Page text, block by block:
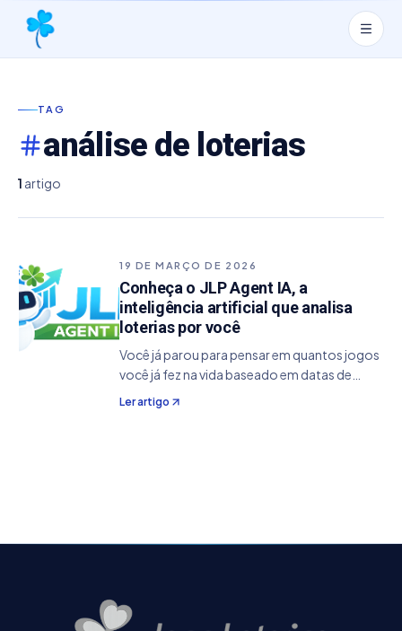
TAG
análise de loterias
1 artigo
19 DE MARÇO DE 2026
Conheça o JLP Agent IA, a
inteligência artificial que analisa
loterias por você
Você já parou para pensar em quantos jogos
você já fez na vida baseado em datas de
aniversário, "feeling" ou aquela sequência
que "parecia boa"? Agora imagine ter um
Ler artigo